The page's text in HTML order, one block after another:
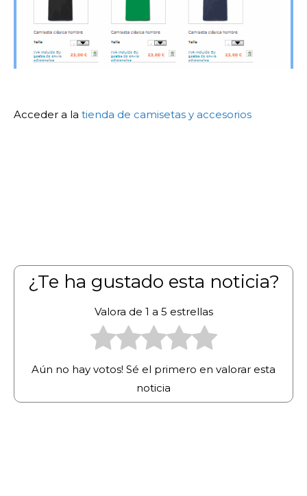
Acceder a la tienda de camisetas y accesorios
¿Te ha gustado esta noticia?
Valora de 1 a 5 estrellas
Aún no hay votos! Sé el primero en valorar esta
noticia